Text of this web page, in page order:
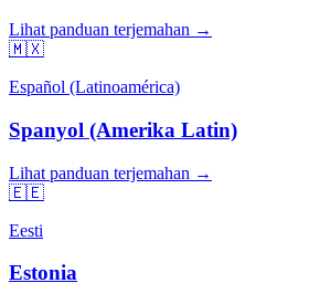
Lihat panduan terjemahan →
🇲🇽
Español (Latinoamérica)
Spanyol (Amerika Latin)
Lihat panduan terjemahan →
🇪🇪
Eesti
Estonia